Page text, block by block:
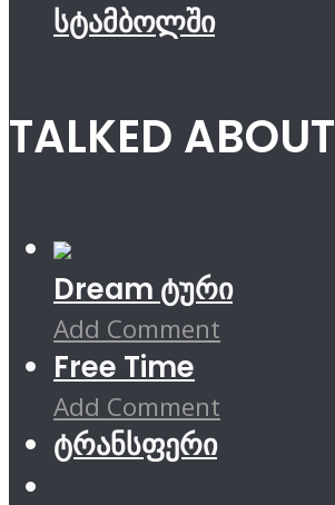
სტამბოლში
TALKED ABOUT
Dream ტური
Add Comment
Free Time
Add Comment
ტრანსფერი